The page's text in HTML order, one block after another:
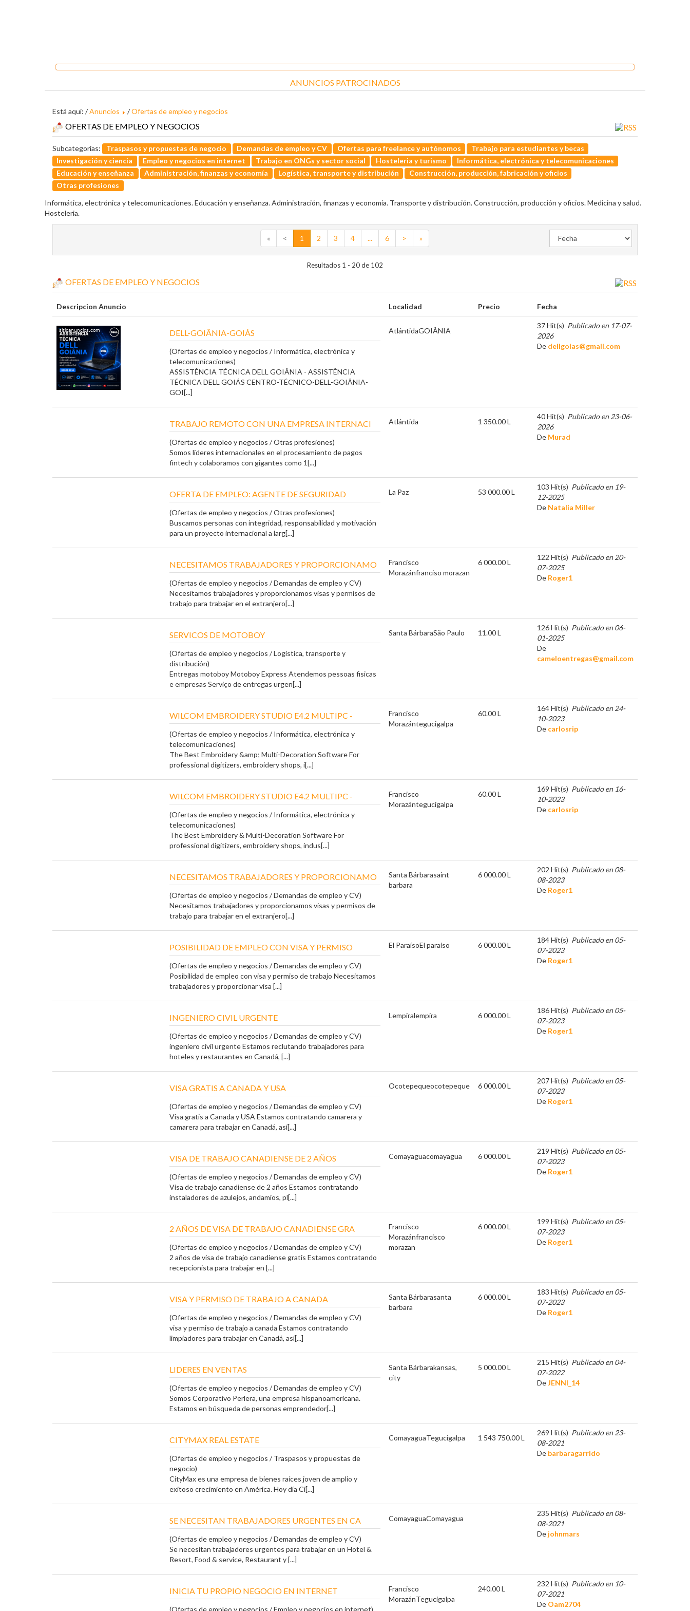
ANUNCIOS PATROCINADOS
Está aquí: /Anuncios /Ofertas de empleo y negocios
OFERTAS DE EMPLEO Y NEGOCIOS
Subcategorias: Traspasos y propuestas de negocio Demandas de empleo y CV Ofertas para freelance y autónomos
Trabajo para estudiantes y becas
Investigación y ciencia
Empleo y negocios en internet Trabajo en ONGs y sector social Hosteleria y turismo
Informática, electrónica y telecomunicaciones
Educación y enseñanza
Administración, finanzas y economía Logística, transporte y distribución
Construcción, producción, fabricación y oficios
Otras profesiones
Informática, electrónica y telecomunicaciones. Educación y enseñanza. Administración, finanzas y economía. Transporte y distribución. Construcción, producción y oficios. Medicina y salud.
Hosteleria.
« < 1 2 3 4 ... 6 > »
Resultados 1 - 20 de 102
OFERTAS DE EMPLEO Y NEGOCIOS
Descripcion Anuncio Localidad Precio Fecha
DELL-GOIÂNIA-GOIÁS
(Ofertas de empleo y negocios / Informática, electrónica y
telecomunicaciones)
ASSISTÊNCIA TÉCNICA DELL GOIÂNIA - ASSISTÊNCIA
TÉCNICA DELL GOIÁS CENTRO-TÉCNICO-DELL-GOIÂNIA-
GOI[...]
AtlántidaGOIÂNIA
37 Hit(s) Publicado en 17-07-
2026
De dellgoias@gmail.com
TRABAJO REMOTO CON UNA EMPRESA INTERNACI
(Ofertas de empleo y negocios / Otras profesiones)
Somos líderes internacionales en el procesamiento de pagos
fintech y colaboramos con gigantes como 1[...]
Atlántida 1 350.00 L
40 Hit(s) Publicado en 23-06-
2026
De Murad
OFERTA DE EMPLEO: AGENTE DE SEGURIDAD
(Ofertas de empleo y negocios / Otras profesiones)
Buscamos personas con integridad, responsabilidad y motivación
para un proyecto internacional a larg[...]
La Paz 53 000.00 L
103 Hit(s) Publicado en 19-
12-2025
De Natalia Miller
NECESITAMOS TRABAJADORES Y PROPORCIONAMO
(Ofertas de empleo y negocios / Demandas de empleo y CV)
Necesitamos trabajadores y proporcionamos visas y permisos de
trabajo para trabajar en el extranjero[...]
Francisco
Morazánfranciso morazan
6 000.00 L
122 Hit(s) Publicado en 20-
07-2025
De Roger1
SERVICOS DE MOTOBOY
(Ofertas de empleo y negocios / Logística, transporte y
distribución)
Entregas motoboy Motoboy Express Atendemos pessoas fi­sicas
e empresas Serviço de entregas urgen[...]
Santa BárbaraSão Paulo 11.00 L
126 Hit(s) Publicado en 06-
01-2025
De
cameloentregas@gmail.com
WILCOM EMBROIDERY STUDIO E4.2 MULTIPC -
(Ofertas de empleo y negocios / Informática, electrónica y
telecomunicaciones)
The Best Embroidery &amp; Multi-Decoration Software For
professional digitizers, embroidery shops, i[...]
Francisco
Morazántegucigalpa
60.00 L
164 Hit(s) Publicado en 24-
10-2023
De carlosrip
WILCOM EMBROIDERY STUDIO E4.2 MULTIPC -
(Ofertas de empleo y negocios / Informática, electrónica y
telecomunicaciones)
The Best Embroidery & Multi-Decoration Software For
professional digitizers, embroidery shops, indus[...]
Francisco
Morazántegucigalpa
60.00 L
169 Hit(s) Publicado en 16-
10-2023
De carlosrip
NECESITAMOS TRABAJADORES Y PROPORCIONAMO
(Ofertas de empleo y negocios / Demandas de empleo y CV)
Necesitamos trabajadores y proporcionamos visas y permisos de
trabajo para trabajar en el extranjero[...]
Santa Bárbarasaint
barbara
6 000.00 L
202 Hit(s) Publicado en 08-
08-2023
De Roger1
POSIBILIDAD DE EMPLEO CON VISA Y PERMISO
(Ofertas de empleo y negocios / Demandas de empleo y CV)
Posibilidad de empleo con visa y permiso de trabajo Necesitamos
trabajadores y proporcionar visa [...]
El ParaísoEl paraiso 6 000.00 L
184 Hit(s) Publicado en 05-
07-2023
De Roger1
INGENIERO CIVIL URGENTE
(Ofertas de empleo y negocios / Demandas de empleo y CV)
ingeniero civil urgente Estamos reclutando trabajadores para
hoteles y restaurantes en Canadá, [...]
Lempiralempira 6 000.00 L
186 Hit(s) Publicado en 05-
07-2023
De Roger1
VISA GRATIS A CANADA Y USA
(Ofertas de empleo y negocios / Demandas de empleo y CV)
Visa gratis a Canada y USA Estamos contratando camarera y
camarera para trabajar en Canadá, así[...]
Ocotepequeocotepeque 6 000.00 L
207 Hit(s) Publicado en 05-
07-2023
De Roger1
VISA DE TRABAJO CANADIENSE DE 2 AÑOS
(Ofertas de empleo y negocios / Demandas de empleo y CV)
Visa de trabajo canadiense de 2 años Estamos contratando
instaladores de azulejos, andamios, pl[...]
Comayaguacomayagua 6 000.00 L
219 Hit(s) Publicado en 05-
07-2023
De Roger1
2 AÑOS DE VISA DE TRABAJO CANADIENSE GRA
(Ofertas de empleo y negocios / Demandas de empleo y CV)
2 años de visa de trabajo canadiense gratis Estamos contratando
recepcionista para trabajar en [...]
Francisco
Morazánfrancisco
morazan
6 000.00 L
199 Hit(s) Publicado en 05-
07-2023
De Roger1
VISA Y PERMISO DE TRABAJO A CANADA
(Ofertas de empleo y negocios / Demandas de empleo y CV)
visa y permiso de trabajo a canada Estamos contratando
limpiadores para trabajar en Canadá, así[...]
Santa Bárbarasanta
barbara
6 000.00 L
183 Hit(s) Publicado en 05-
07-2023
De Roger1
LIDERES EN VENTAS
(Ofertas de empleo y negocios / Demandas de empleo y CV)
Somos Corporativo Perlera, una empresa hispanoamericana.
Estamos en búsqueda de personas emprendedor[...]
Santa Bárbarakansas,
city
5 000.00 L
215 Hit(s) Publicado en 04-
07-2022
DeJENNI_14
CITYMAX REAL ESTATE
(Ofertas de empleo y negocios / Traspasos y propuestas de
negocio)
CityMax es una empresa de bienes raíces joven de amplio y
exitoso crecimiento en América. Hoy día Ci[...]
ComayaguaTegucigalpa 1 543 750.00 L
269 Hit(s) Publicado en 23-
08-2021
De barbaragarrido
SE NECESITAN TRABAJADORES URGENTES EN CA
(Ofertas de empleo y negocios / Demandas de empleo y CV)
Se necesitan trabajadores urgentes para trabajar en un Hotel &
Resort, Food & service, Restaurant y [...]
ComayaguaComayagua
235 Hit(s) Publicado en 08-
08-2021
De johnmars
INICIA TU PROPIO NEGOCIO EN INTERNET
(Ofertas de empleo y negocios / Empleo y negocios en internet)
Francisco
MorazánTegucigalpa
240.00 L
232 Hit(s) Publicado en 10-
07-2021
De Oam2704